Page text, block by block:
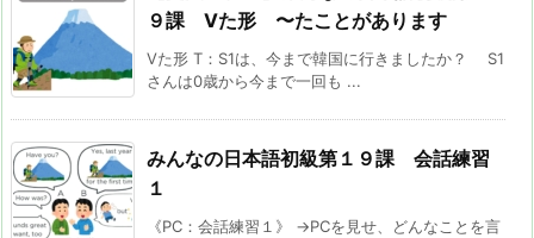
９課 Vた形 〜たことがあります
Vた形 T：S1は、今まで韓国に行きましたか？ S1
さんは0歳から今まで一回も ...
みんなの日本語初級第１９課 会話練習
１
《PC：会話練習１》 →PCを見せ、どんなことを言